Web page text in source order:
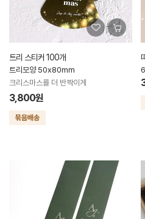
트리 스티커 100개
트리모양 50x80mm
크리스마스를 더 반짝이게
3,800원